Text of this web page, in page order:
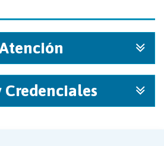
Credenciales